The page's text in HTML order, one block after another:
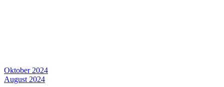
Oktober 2024
August 2024